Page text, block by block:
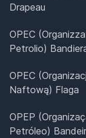
Drapeau
OPEC
Petrolio)
OPEC
Naftową) Flaga
OPEP
Petróleo)